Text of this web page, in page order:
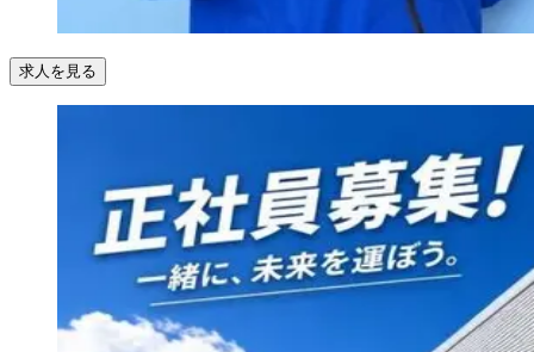
求人を見る